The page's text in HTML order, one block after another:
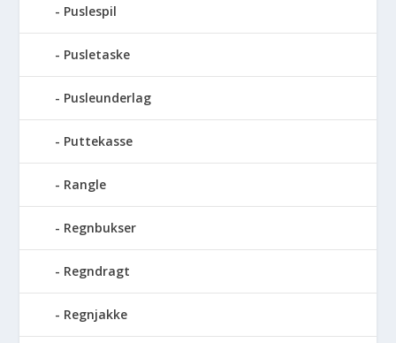
Puslespil
Pusletaske
Pusleunderlag
Puttekasse
Rangle
Regnbukser
Regndragt
Regnjakke